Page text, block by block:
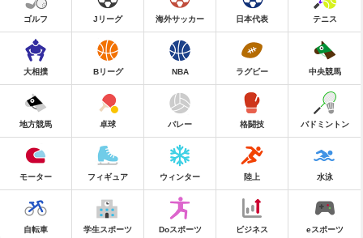
ゴルフ Jリーグ 海外サッカー 日本代表 テニス
大相撲 Bリーグ NBA ラグビー 中央競馬
地方競馬 卓球 バレー 格闘技 バドミントン
モーター フィギュア ウィンター 陸上 水泳
自転車 学生スポーツ Doスポーツ ビジネス eスポーツ